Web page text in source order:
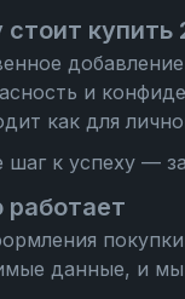
купить
и
как для
шаг к успеху —
работает
данные, и мы